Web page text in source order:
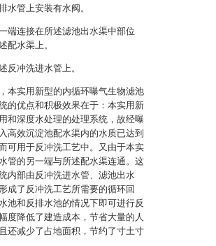
水管上安装有水阀。
端连接在所述滤池出水渠中部位
配水渠上。
反冲洗进水管上。
本实用新型的内循环曝气生物滤池
的优点和积极效果在于：本实用新
和深度水处理的处理系统，故经曝
高效沉淀池配水渠内的水质已达到
可用于反冲洗工艺中。又由于本实
管的另一端与所述配水渠连通。这
内部由反冲洗进水管、滤池出水
成了反冲洗工艺所需要的循环回
池和反排水池的情况下即可进行反
度降低了建造成本，节省大量的人
还减少了占地面积，节约了寸土寸